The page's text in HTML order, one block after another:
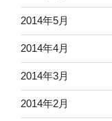
2014年5月
2014年4月
2014年3月
2014年2月